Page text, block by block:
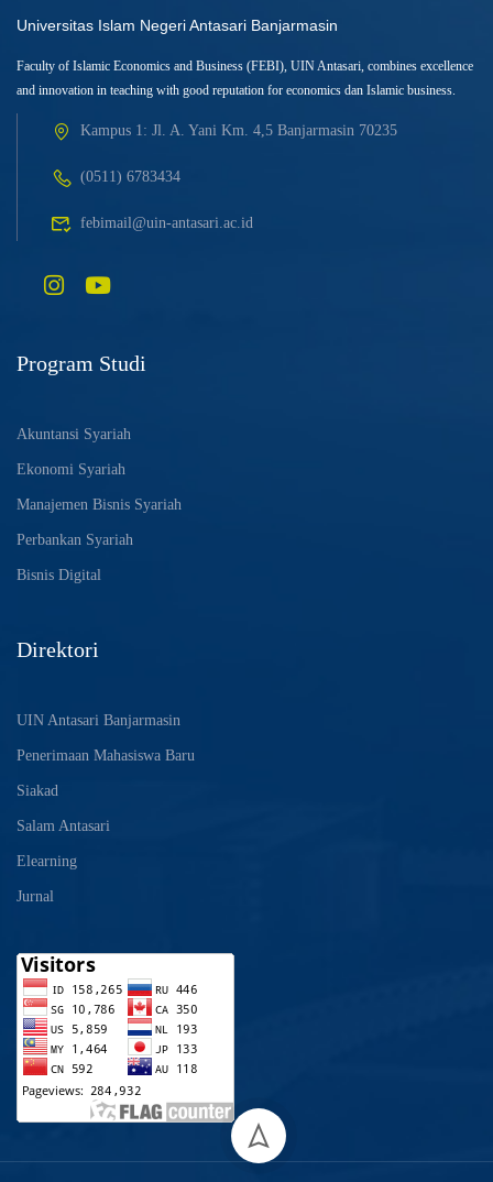
Universitas Islam Negeri Antasari Banjarmasin
Faculty of Islamic Economics and Business (FEBI), UIN Antasari, combines excellence
and innovation in teaching with good reputation for economics dan Islamic business.
Kampus 1: Jl. A. Yani Km. 4,5 Banjarmasin 70235
(0511) 6783434
febimail@uin-antasari.ac.id
Program Studi
Akuntansi Syariah
Ekonomi Syariah
Manajemen Bisnis Syariah
Perbankan Syariah
Bisnis Digital
Direktori
UIN Antasari Banjarmasin
Penerimaan Mahasiswa Baru
Siakad
Salam Antasari
Elearning
Jurnal